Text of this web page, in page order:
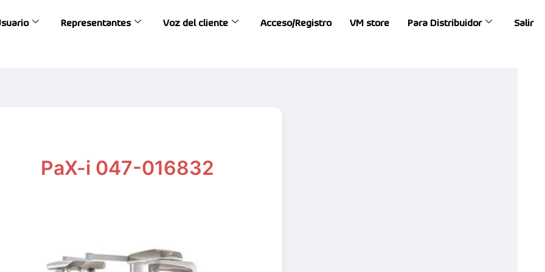
Representantes Voz del cliente Acceso/Registro VM store Para Distribuidor Salir
PaX-i 047-016832